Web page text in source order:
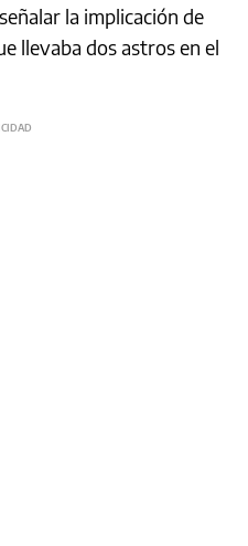
la implicación de
llevaba dos astros en el